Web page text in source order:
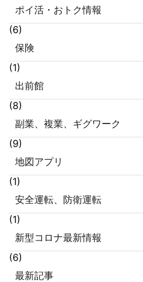
ポイ活・おトク情報
(6)
保険
(1)
出前館
(8)
副業、複業、ギグワーク
(9)
地図アプリ
(1)
安全運転、防衛運転
(1)
新型コロナ最新情報
(6)
最新記事